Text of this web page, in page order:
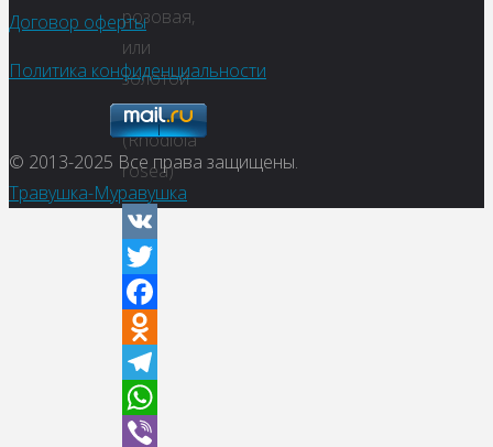
розовая,
или
золотой
корень
(Rhodiola
rosea)
VK
Twitter
Facebook
Odnoklassniki
Telegram
WhatsApp
Договор оферты
Политика конфиденциальности
© 2013-2025 Все права защищены.
Травушка-Муравушка